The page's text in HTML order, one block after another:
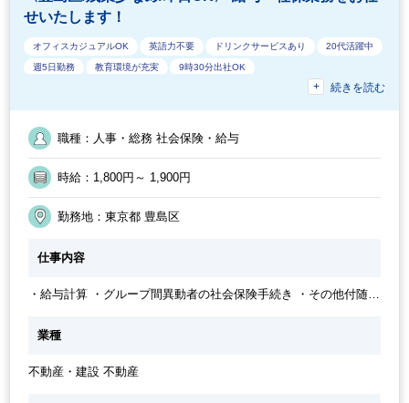
せいたします！
オフィスカジュアルOK 英語力不要 ドリンクサービスあり 20代活躍中
週5日勤務 教育環境が充実 9時30分出社OK
フルタイム
交通費支給 残業なし 休憩室あり パーテーション区切りあり
EXCELのスキルが活かせる
業界知識・専門用語等のOJT
オフィスが禁煙 朝遅め 経験必須
続きを読む
職種：人事・総務 社会保険・給与
時給：1,800円～ 1,900円
勤務地：東京都 豊島区
仕事内容
・給与計算 ・グループ間異動者の社会保険手続き ・その他付随す
業種
不動産・建設 不動産